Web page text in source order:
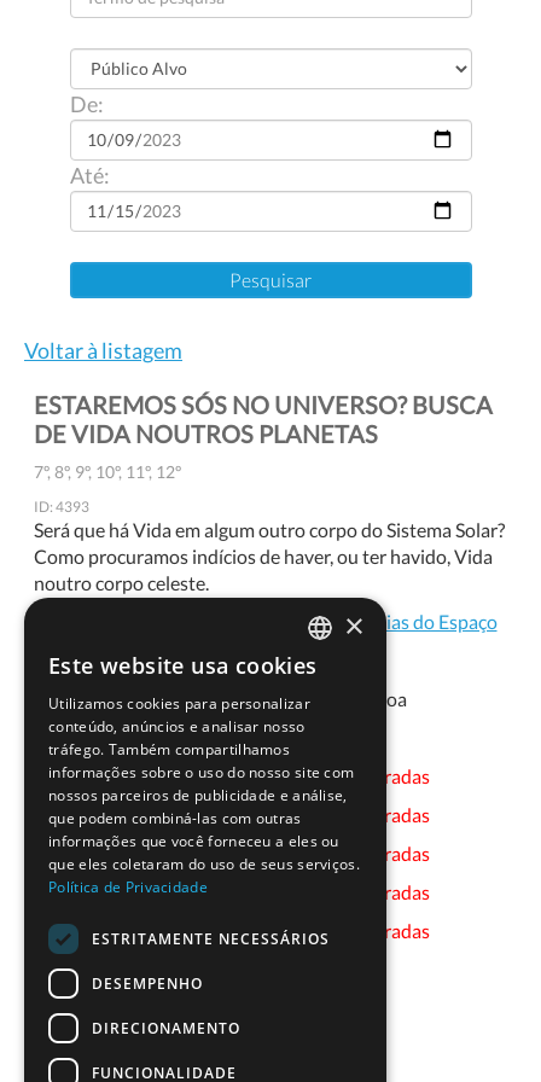
De:
Até:
Voltar à listagem
ESTAREMOS SÓS NO UNIVERSO? BUSCA
DE VIDA NOUTROS PLANETAS
7º, 8º, 9º, 10º, 11º, 12º
ID: 4393
Será que há Vida em algum outro corpo do Sistema Solar?
Como procuramos indícios de haver, ou ter havido, Vida
noutro corpo celeste.
Instituto de Astrofísica e Ciências do Espaço
Investigador(a):Pedro Machado
Disponibilidade Geográfica:Região de Lisboa
Datas:
23-10-2023 - Presencial - Inscrições Encerradas
27-10-2023 - Presencial -Inscrições Encerradas
03-11-2023 - Presencial -Inscrições Encerradas
10-11-2023 - Presencial -
Inscrições Encerradas
13-11-2023 - Presencial -Inscrições Encerradas
PORTUGUESE
ENGLISH
×
Este website usa cookies
Utilizamos cookies para personalizar
conteúdo, anúncios e analisar nosso
tráfego. Também compartilhamos
informações sobre o uso do nosso site com
nossos parceiros de publicidade e análise,
que podem combiná-las com outras
informações que você forneceu a eles ou
que eles coletaram do uso de seus serviços.
Política de Privacidade
ESTRITAMENTE NECESSÁRIOS
DESEMPENHO
DIRECIONAMENTO
FUNCIONALIDADE